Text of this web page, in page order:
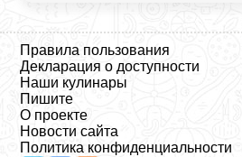
Правила пользования
Декларация о доступности
Наши кулинары
Пишите
О проекте
Новости сайта
Политика конфиденциальности